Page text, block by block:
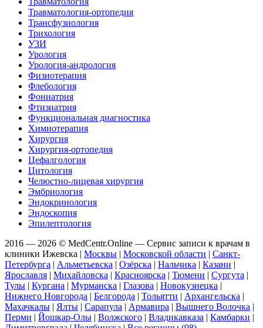
Травматология-ортопедия
Трансфузиология
Трихология
УЗИ
Урология
Урология-андрология
Физиотерапия
Флебология
Фониатрия
Фтизиатрия
Функциональная диагностика
Химиотерапия
Хирургия
Хирургия-ортопедия
Цефалгология
Цитология
Челюстно-лицевая хирургия
Эмбриология
Эндокринология
Эндоскопия
Эпилептология
2016 — 2026 © MedCentr.Online — Сервис записи к врачам в
клиники Ижевска | Москвы | Московской области | Санкт-
Петербурга | Альметьевска | Озёрска | Нальчика | Казани |
Ярославля | Михайловска | Красноярска | Тюмени | Сургута |
Тулы | Кургана | Мурманска | Глазова | Новокузнецка |
Нижнего Новгорода | Белгорода | Тольятти | Архангельска |
Махачкалы | Ялты | Сарапула | Армавира | Вышнего Волочка |
Перми | Йошкар-Олы | Волжского | Владикавказа | Камбарки |